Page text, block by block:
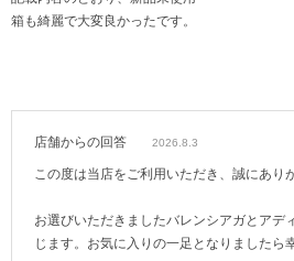
箱も綺麗で大変良かったです。
店舗からの回答 2026.8.3
この度は当店をご利用いただき、誠にあり
お選びいただきましたバレンシアガとア
じます。お気に入りの一足となりましたら